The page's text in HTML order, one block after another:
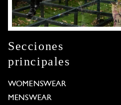
Secciones
principales
WOMENSWEAR
MENSWEAR